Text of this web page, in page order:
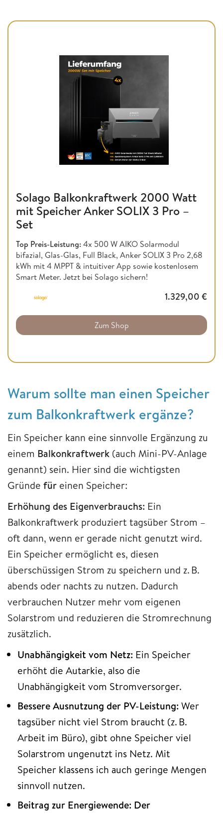
Solago Balkonkraftwerk 2000 Watt
mit Speicher Anker SOLIX 3 Pro –
Set
Top Preis-Leistung:4x 500 W AIKO Solarmodul
bifazial, Glas-Glas, Full Black, Anker SOLIX 3 Pro 2,68
kWh mit 4 MPPT & intuitiver App sowie kostenlosem
Smart Meter. Jetzt bei Solago sichern!
1.329,00 €
Zum Shop
Warum sollte man einen Speicher
zum Balkonkraftwerk ergänze?
Ein Speicher kann eine sinnvolle Ergänzung zu
einem Balkonkraftwerk (auch Mini-PV-Anlage
genannt) sein. Hier sind die wichtigsten
Gründe für einen Speicher:
Erhöhung des Eigenverbrauchs: Ein
Balkonkraftwerk produziert tagsüber Strom –
oft dann, wenn er gerade nicht genutzt wird.
Ein Speicher ermöglicht es, diesen
überschüssigen Strom zu speichern und z. B.
abends oder nachts zu nutzen. Dadurch
verbrauchen Nutzer mehr vom eigenen
Solarstrom und reduzieren die Stromrechnung
zusätzlich.
Unabhängigkeit vom Netz: Ein Speicher
erhöht die Autarkie, also die
Unabhängigkeit vom Stromversorger.
Bessere Ausnutzung der PV-Leistung: Wer
tagsüber nicht viel Strom braucht (z. B.
Arbeit im Büro), gibt ohne Speicher viel
Solarstrom ungenutzt ins Netz. Mit
Speicher klassens ich auch geringe Mengen
sinnvoll nutzen.
Beitrag zur Energiewende: Der